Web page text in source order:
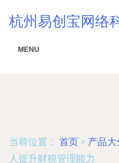
杭州易创宝网络
MENU
当前位置： 首页 > 产品大
人提升财税管理能力